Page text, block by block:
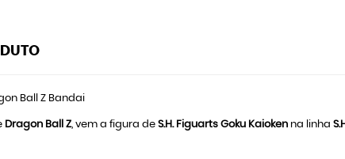
Ball Z Bandai
Dragon Ball Z, vem a figura de S.H. Figuarts Goku Kaioken na linha